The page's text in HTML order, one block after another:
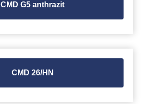
CMD G5 anthrazit
CMD 26/HN